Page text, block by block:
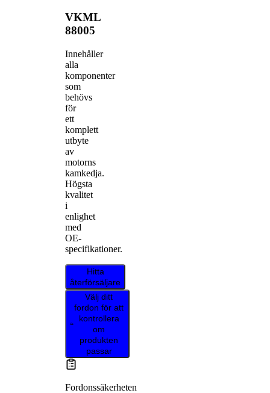
VKML
88005
Innehåller
alla
komponenter
som
behövs
för
ett
komplett
utbyte
av
motorns
kamkedja.
Högsta
kvalitet
i
enlighet
med
OE-
specifikationer.
Hitta
återförsäljare
Välj ditt
fordon för att
kontrollera
om
produkten
passar
Fordonssäkerheten